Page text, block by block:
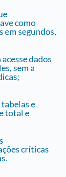
como
em segundos,
dados
sem a
e
total e
críticas